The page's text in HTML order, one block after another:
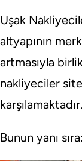
Uşak
altyapının
artmasıyla
nakliyeciler
karşılamaktadır.
Bunun yanı sıra: